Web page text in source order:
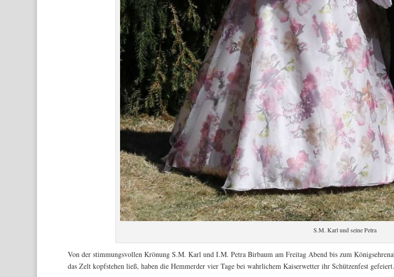
S.M. Karl und seine Petra
Von der stimmungsvollen Krönung S.M. Karl und I.M. Petra Birbaum am Freitag Abend bis zum
das Zelt kopfstehen ließ, haben die Hemmerder vier Tage bei wahrlichem Kaiserwetter ihr Schützenfest gefeiert.